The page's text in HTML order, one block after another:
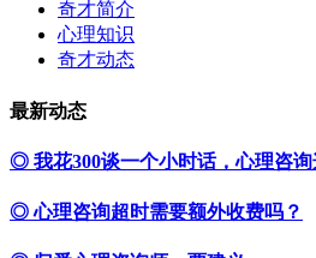
奇才简介
心理知识
奇才动态
最新动态
◎ 我花300谈一个小时话，心理咨询
◎ 心理咨询超时需要额外收费吗？